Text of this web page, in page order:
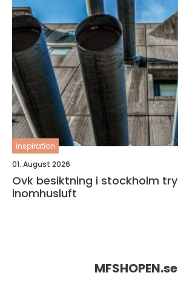
inspiration
01. August 2026
Ovk besiktning i stockholm trygg och frisk
inomhusluft
MFSHOPEN.se